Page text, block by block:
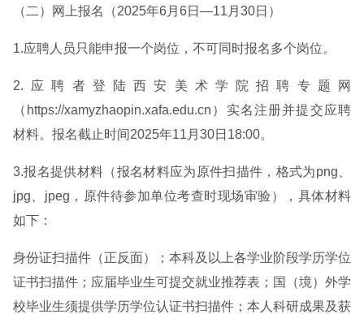
（二）网上报名（2025年6月6日—11月30日）
1.应聘人员只能申报一个岗位，不可同时报名多个岗位。
2.应聘者登陆西安美术学院招聘专题网
（https://xamyzhaopin.xafa.edu.cn）实名注册并提交应聘
材料。报名截止时间2025年11月30日18:00。
3.报名提供材料（报名材料应为原件扫描件，格式为png、
jpg、jpeg，原件待参加单位考查时现场审验），具体材料
如下：
身份证扫描件（正反面）；本科及以上各学业阶段学历学位
证书扫描件；应届毕业生可提交就业推荐表；国（境）外学
校毕业生须提供学历学位认证书扫描件；本人科研成果及获